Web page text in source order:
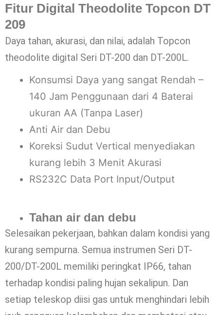
Fitur Digital Theodolite Topcon DT
209
Daya tahan, akurasi, dan nilai, adalah Topcon
theodolite digital Seri DT-200 dan DT-200L.
Konsumsi Daya yang sangat Rendah –
140 Jam Penggunaan dari 4 Baterai
ukuran AA (Tanpa Laser)
Anti Air dan Debu
Koreksi Sudut Vertical menyediakan
kurang lebih 3 Menit Akurasi
RS232C Data Port Input/Output
Tahan air dan debu
Selesaikan pekerjaan, bahkan dalam kondisi yang
kurang sempurna. Semua instrumen Seri DT-
200/DT-200L memiliki peringkat IP66, tahan
terhadap kondisi paling hujan sekalipun. Dan
setiap teleskop diisi gas untuk menghindari lebih